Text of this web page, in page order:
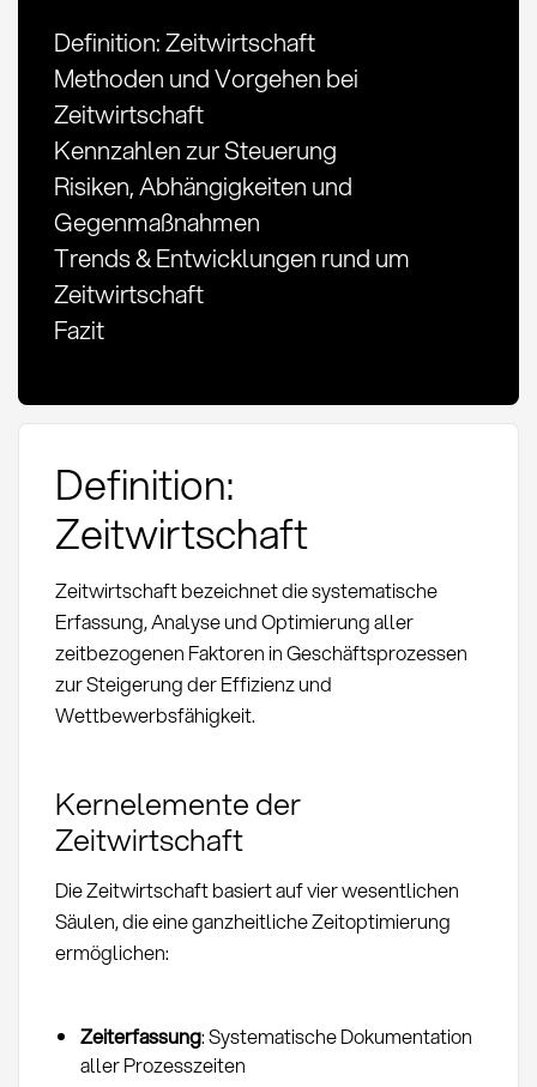
Definition: Zeitwirtschaft
Methoden und Vorgehen bei
Zeitwirtschaft
Kennzahlen zur Steuerung
Risiken, Abhängigkeiten und
Gegenmaßnahmen
Trends & Entwicklungen rund um
Zeitwirtschaft
Fazit
Definition:
Zeitwirtschaft
Zeitwirtschaft bezeichnet die systematische
Erfassung, Analyse und Optimierung aller
zeitbezogenen Faktoren in Geschäftsprozessen
zur Steigerung der Effizienz und
Wettbewerbsfähigkeit.
Kernelemente der
Zeitwirtschaft
Die Zeitwirtschaft basiert auf vier wesentlichen
Säulen, die eine ganzheitliche Zeitoptimierung
ermöglichen:
Zeiterfassung: Systematische Dokumentation
aller Prozesszeiten